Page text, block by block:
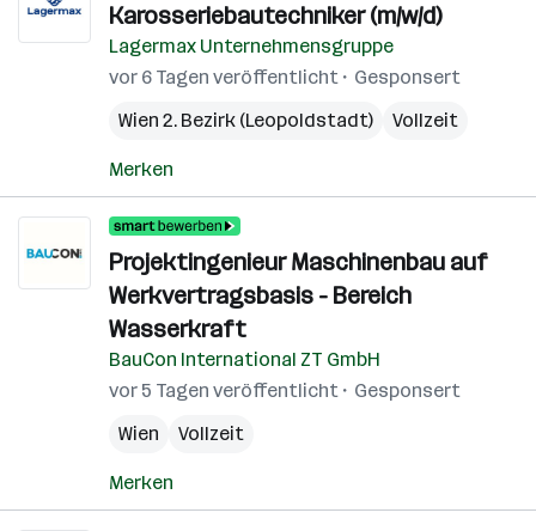
Karosseriebautechniker (m/w/d)
Lagermax Unternehmensgruppe
vor 6 Tagen veröffentlicht
Gesponsert
Wien 2. Bezirk (Leopoldstadt)
Vollzeit
Merken
Projektingenieur Maschinenbau auf
Werkvertragsbasis - Bereich
Wasserkraft
BauCon International ZT GmbH
vor 5 Tagen veröffentlicht
Gesponsert
Wien
Vollzeit
Merken